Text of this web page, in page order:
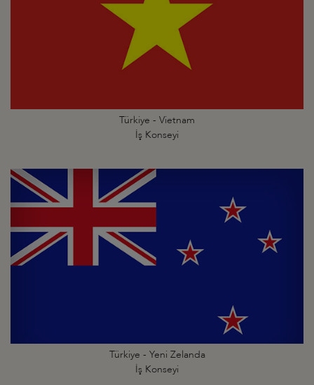
Türkiye - Vietnam
İş Konseyi
Türkiye - Yeni Zelanda
İş Konseyi